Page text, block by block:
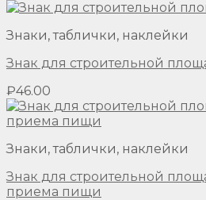
Знаки, таблички, наклейки
Знак для строительной
₽46.00
Знаки, таблички, наклейки
Знак для строительной
приема пищи